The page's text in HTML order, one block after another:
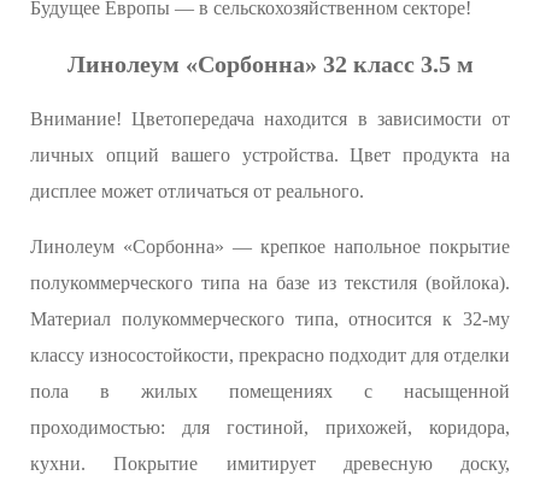
Будущее Европы — в сельскохозяйственном секторе!
Линолеум «Сорбонна» 32 класс 3.5 м
Внимание! Цветопередача находится в зависимости от
личных опций вашего устройства. Цвет продукта на
дисплее может отличаться от реального.
Линолеум «Сорбонна» — крепкое напольное покрытие
полукоммерческого типа на базе из текстиля (войлока).
Материал полукоммерческого типа, относится к 32-му
классу износостойкости, прекрасно подходит для отделки
пола в жилых помещениях с насыщенной
проходимостью: для гостиной, прихожей, коридора,
кухни. Покрытие имитирует древесную доску,